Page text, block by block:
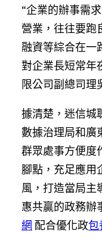
“企業的辦事需
營業，往往要跑
融資等綜合在一
對企業長短常年
限公司副總司理
據清楚，迷信城
數據治理局和廣
群眾處事方便度
腳點，充足應用
風，打造當局主
惠共贏的政務辦
網 配合優化政包